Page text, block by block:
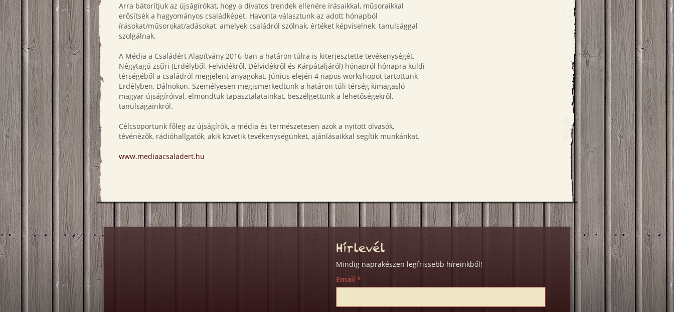
Arra bátorítjuk az újságírókat, hogy a divatos trendek ellenére írásaikkal, műsoraikkal
erősítsék a hagyományos családképet. Havonta választunk az adott hónapból
írásokat/műsorokat/adásokat, amelyek családról szólnak, értéket képviselnek, tanulsággal
szolgálnak.
A Média a Családért Alapítvány 2016-ban a határon túlra is kiterjesztette tevékenységét.
Négytagú zsűri (Erdélyből, Felvidékről, Délvidékről és Kárpátaljáról) hónapról hónapra küldi
térségéből a családról megjelent anyagokat. Június elején 4 napos workshopot tartottunk
Erdélyben, Dálnokon. Személyesen megismerkedtünk a határon túli térség kimagasló
magyar újságíróival, elmondtuk tapasztalatainkat, beszélgettünk a lehetőségekről,
tanulságainkról.
Célcsoportunk főleg az újságírók, a média és természetesen azok a nyitott olvasók,
tévénézők, rádióhallgatók, akik követik tevékenységünket, ajánlásaikkal segítik munkánkat.
www.mediaacsaladert.hu
Hírlevél
Mindig naprakészen legfrissebb híreinkből!
Email*